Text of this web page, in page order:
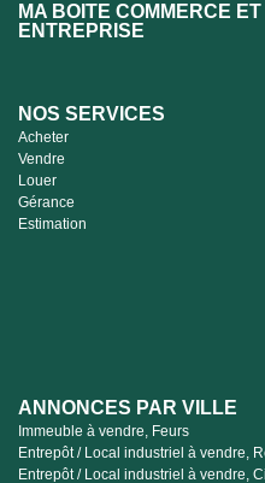
MA BOITE COMMERCE ET
ENTREPRISE
NOS SERVICES
Acheter
Vendre
Louer
Gérance
Estimation
ANNONCES PAR VILLE
Immeuble à vendre, Feurs
Entrepôt / Local industriel à vendre,
Entrepôt / Local industriel à vendre,